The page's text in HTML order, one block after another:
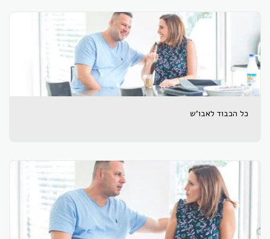
כל הכבוד לאבו'ש